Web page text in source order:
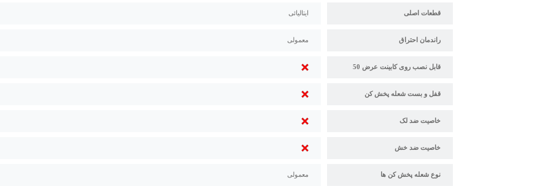
قطعات اصلی ایتالیائی
راندمان احتراق معمولی
قابل نصب روی کابینت عرض 50
قفل و بست شعله پخش کن
خاصیت ضد لک
خاصیت ضد خش
نوع شعله پخش کن ها معمولی